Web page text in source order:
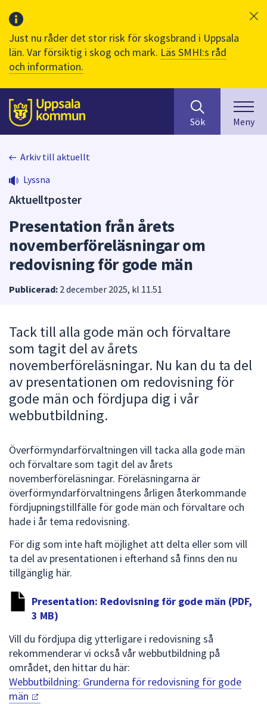
Just nu råder det stor risk för skogsbrand i Uppsala
län. Var försiktig i skog och mark. Läs SMHI:s råd
och information.
Till sidans
huvudinnehåll
efter
innehåll
på
i
kommer
sökförslag
fältet.
Använd
för
att
navigera
enter
att
välja
något
dem.
Sök Meny
Arkiv till aktuellt
Lyssna
Presentation från årets
novemberföreläsningar om
redovisning för gode män
Aktuelltposter
Publicerad: 2 december 2025, kl 11.51
Tack till alla gode män och förvaltare
som tagit del av årets
novemberföreläsningar. Nu kan du ta del
av presentationen om redovisning för
gode män och fördjupa dig i vår
webbutbildning.
Överförmyndarförvaltningen vill tacka alla gode män
och förvaltare som tagit del av årets
novemberföreläsningar. Föreläsningarna är
överförmyndarförvaltningens årligen återkommande
fördjupningstillfälle för gode män och förvaltare och
hade i år tema redovisning.
För dig som inte haft möjlighet att delta eller som vill
ta del av presentationen i efterhand så finns den nu
tillgänglig här.
Presentation: Redovisning för gode män (PDF,
3 MB)
Vill du fördjupa dig ytterligare i redovisning så
rekommenderar vi också vår webbutbildning på
området, den hittar du här:
Webbutbildning: Grunderna för redovisning för gode
män